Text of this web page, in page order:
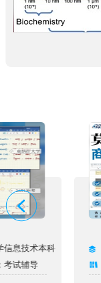
信息技术本科
考试辅导